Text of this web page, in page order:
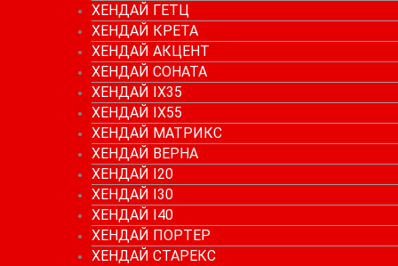
ХЕНДАЙ ГЕТЦ
ХЕНДАЙ КРЕТА
ХЕНДАЙ АКЦЕНТ
ХЕНДАЙ СОНАТА
ХЕНДАЙ IX35
ХЕНДАЙ IX55
ХЕНДАЙ МАТРИКС
ХЕНДАЙ ВЕРНА
ХЕНДАЙ I20
ХЕНДАЙ I30
ХЕНДАЙ I40
ХЕНДАЙ ПОРТЕР
ХЕНДАЙ СТАРЕКС